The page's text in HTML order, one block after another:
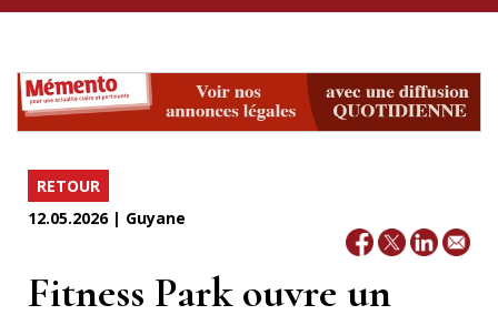
RETOUR
12.05.2026 | Guyane
Fitness Park ouvre un